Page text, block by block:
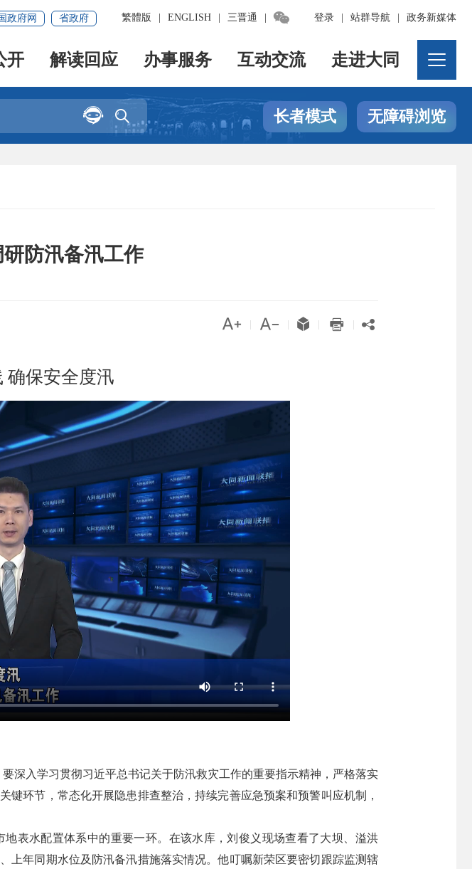
登录 站群导航 政务新媒体
繁體版 ENGLISH 三晋通 
政府网 省政府
开 解读回应 办事服务 互动交流 走进大同

 长者模式 无障碍浏览
防汛备汛工作
    
确保安全度汛
深入学习贯彻习近平总书记关于防汛救灾工作的重要指示精神，严格落实
环节，常态化开展隐患排查整治，持续完善应急预案和预警叫应机制，
表水配置体系中的重要一环。在该水库，刘俊义现场查看了大坝、溢洪
上年同期水位及防汛备汛措施落实情况。他叮嘱新荣区要密切跟踪监测辖